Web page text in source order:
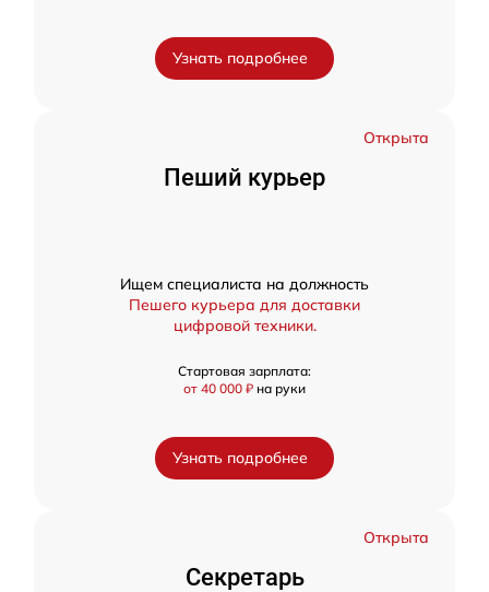
Узнать подробнее
Открыта
Пеший курьер
Ищем специалиста на должность
Пешего курьера для доставки
цифровой техники.
Стартовая зарплата:
от 40 000 ₽ на руки
Узнать подробнее
Открыта
Секретарь